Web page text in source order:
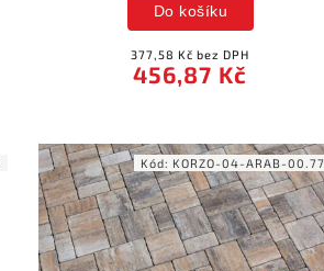
377,58 Kč bez DPH
456,87 Kč
Do košíku
Kód: KORZO-04-ARAB-00.77